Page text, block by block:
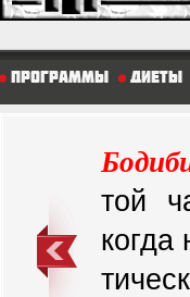
Программы Диеты
той